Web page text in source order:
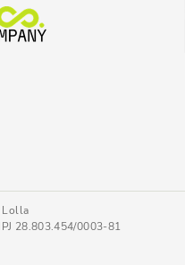
Lolla
28.803.454/0003-81